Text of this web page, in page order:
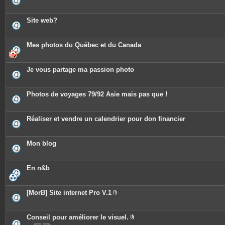
Site web?
Mes photos du Québec et du Canada
Je vous partage ma passion photo
Photos de voyages 79/92 Asie mais pas que !
Réaliser et vendre un calendrier pour don financier
Mon blog
En n&b
[MorB] Site internet Pro V.1
è
c
Conseil pour améliorer le visuel.